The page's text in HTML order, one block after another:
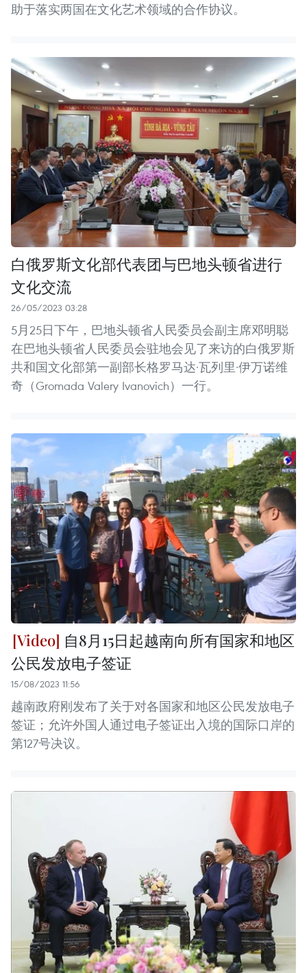
助于落实两国在文化艺术领域的合作协议。
白俄罗斯文化部代表团与巴地头顿省进行
文化交流
26/05/2023 03:28
5月25日下午，巴地头顿省人民委员会副主席邓明聪
在巴地头顿省人民委员会驻地会见了来访的白俄罗斯
共和国文化部第一副部长格罗马达·瓦列里·伊万诺维
奇（Gromada Valery Ivanovich）一行。
自8月15日起越南向所有国家和地区
公民发放电子签证
15/08/2023 11:56
越南政府刚发布了关于对各国家和地区公民发放电子
签证；允许外国人通过电子签证出入境的国际口岸的
第127号决议。